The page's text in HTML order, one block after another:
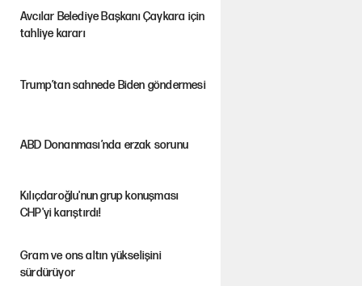
Avcılar Belediye Başkanı Çaykara için
tahliye kararı
Trump’tan sahnede Biden göndermesi
ABD Donanması’nda erzak sorunu
Kılıçdaroğlu'nun grup konuşması
CHP'yi karıştırdı!
Gram ve ons altın yükselişini
sürdürüyor